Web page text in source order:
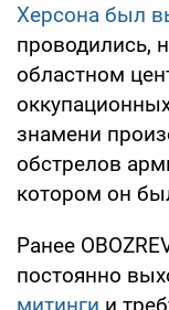
Херсона был
проводились,
областном
знамени
обстрелов
котором он
Ранее
постоянно
митинги и